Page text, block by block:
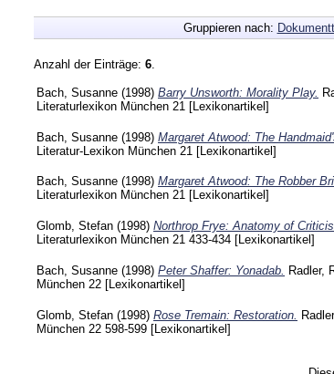
Gruppieren nach:
Anzahl der Einträge: 6
Bach, Susanne (1998) Barry Unsworth: Morality Play.
Literaturlexikon München 21 [Lexikonartikel]
Bach, Susanne (1998) Margaret Atwood: The
Literatur-Lexikon München 21 [Lexikonartikel]
Bach, Susanne (1998) Margaret Atwood: The Robber
Literaturlexikon München 21 [Lexikonartikel]
Glomb, Stefan (1998) Northrop Frye: Anatomy of
Literaturlexikon München 21 433-434 [Lexikonartikel]
Bach, Susanne (1998) Peter Shaffer: Yonadab. Radler,
München 22 [Lexikonartikel]
Glomb, Stefan (1998) Rose Tremain: Restoration.
München 22 598-599 [Lexikonartikel]